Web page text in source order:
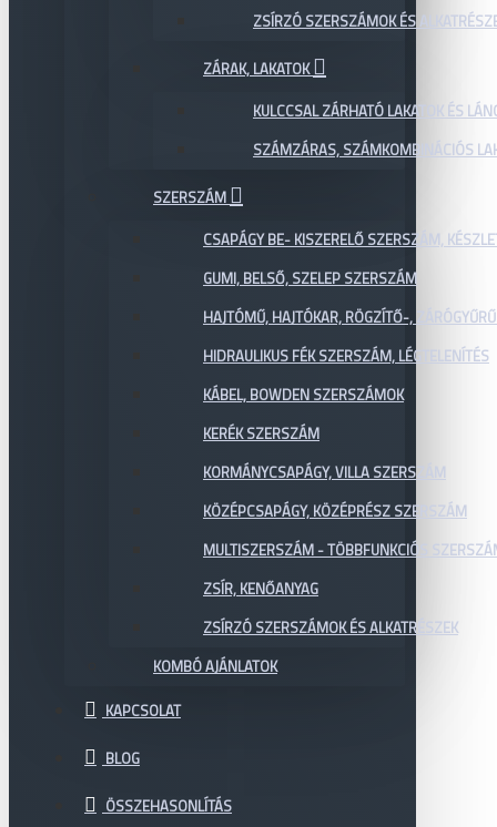
ZSÍRZÓ SZERSZÁMOK ÉS
ZÁRAK, LAKATOK
KULCCSAL ZÁRHATÓ LAKATOK ÉS
SZÁMZÁRAS, SZÁMKOMBINÁCIÓS
SZERSZÁM
CSAPÁGY BE- KISZERELŐ SZERSZÁM,
GUMI, BELSŐ, SZELEP SZERSZÁM
HAJTÓMŰ, HAJTÓKAR, RÖGZÍTŐ-,
HIDRAULIKUS FÉK SZERSZÁM, LÉGTELENÍTÉS
KÁBEL, BOWDEN SZERSZÁMOK
KERÉK SZERSZÁM
KORMÁNYCSAPÁGY, VILLA SZERSZÁM
KÖZÉPCSAPÁGY, KÖZÉPRÉSZ SZERSZÁM
MULTISZERSZÁM - TÖBBFUNKCIÓS
ZSÍR, KENŐANYAG
ZSÍRZÓ SZERSZÁMOK ÉS ALKATRÉSZEK
KOMBÓ AJÁNLATOK
KAPCSOLAT
BLOG
ÖSSZEHASONLÍTÁS